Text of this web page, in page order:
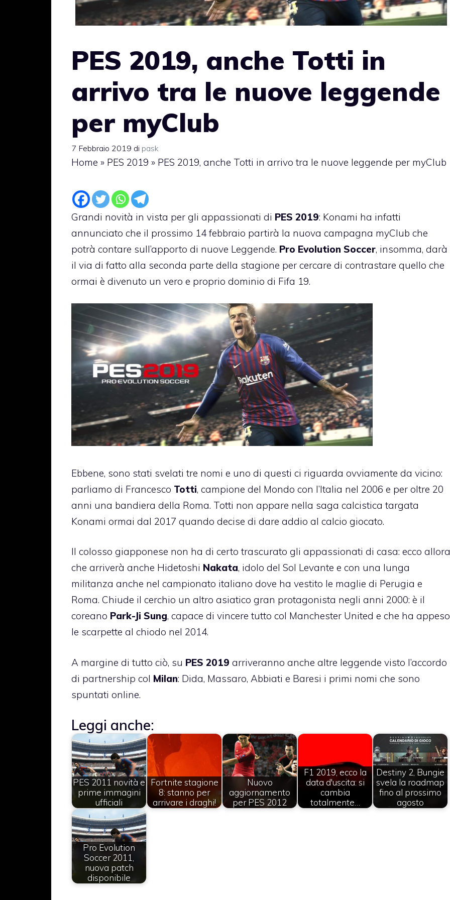
PES 2019, anche Totti in
arrivo tra le nuove leggende
per myClub
7 Febbraio 2019 di pask
Home » PES 2019 » PES 2019, anche Totti in arrivo tra le nuove leggende per myClub
Grandi novità in vista per gli appassionati di PES 2019: Konami ha infatti
annunciato che il prossimo 14 febbraio partirà la nuova campagna myClub che
potrà contare sull’apporto di nuove Leggende. Pro Evolution Soccer, insomma, darà
il via di fatto alla seconda parte della stagione per cercare di contrastare quello che
ormai è divenuto un vero e proprio dominio di Fifa 19.
Ebbene, sono stati svelati tre nomi e uno di questi ci riguarda ovviamente da vicino:
parliamo di Francesco Totti, campione del Mondo con l’Italia nel 2006 e per oltre 20
anni una bandiera della Roma. Totti non appare nella saga calcistica targata
Konami ormai dal 2017 quando decise di dare addio al calcio giocato.
Il colosso giapponese non ha di certo trascurato gli appassionati di casa: ecco allora
che arriverà anche Hidetoshi Nakata, idolo del Sol Levante e con una lunga
militanza anche nel campionato italiano dove ha vestito le maglie di Perugia e
Roma. Chiude il cerchio un altro asiatico gran protagonista negli anni 2000: è il
coreano Park-Ji Sung, capace di vincere tutto col Manchester United e che ha appeso
le scarpette al chiodo nel 2014.
A margine di tutto ciò, su PES 2019 arriveranno anche altre leggende visto l’accordo
di partnership col Milan: Dida, Massaro, Abbiati e Baresi i primi nomi che sono
spuntati online.
Leggi anche:
PES 2011 novità e
prime immagini
ufficiali
Fortnite stagione
8: stanno per
arrivare i draghi!
Nuovo
aggiornamento
per PES 2012
F1 2019, ecco la
data d'uscita: si
cambia
totalmente…
Destiny 2, Bungie
svela la roadmap
fino al prossimo
agosto
Pro Evolution
Soccer 2011,
nuova patch
disponibile